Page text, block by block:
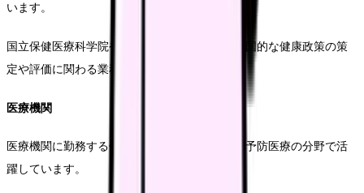
います。
国立保健医療科学院や厚生労働省などでは、全国的な健康政策の策
定や評価に関わる業務も行っています。
医療機関
医療機関に勤務する保健師は、主に地域連携や予防医療の分野で活
躍しています。